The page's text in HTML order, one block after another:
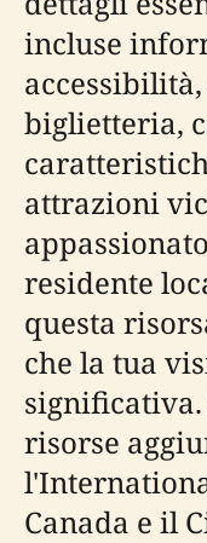
incluse
biglietteria,
attrazioni
residente
questa
che la tua
risorse
Canada e il